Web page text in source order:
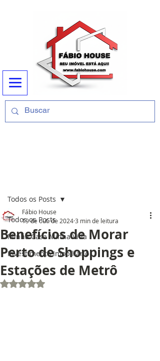
Todos os Posts
Minha Casa Minha Vida
Investimento Imobiliário
Todos os Posts
Benefícios de Morar
Perto de Shoppings e
Estações de Metrô
Fábio House
19 de out. de 20243 min de leitura
Avaliado com NaN de 5 estrelas.